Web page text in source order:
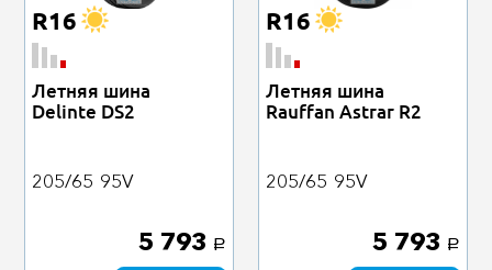
R16
Летняя шина
Delinte DS2
205/65 95V
5 793 a
R16
Летняя шина
Rauffan Astrar R2
205/65 95V
5 793 a